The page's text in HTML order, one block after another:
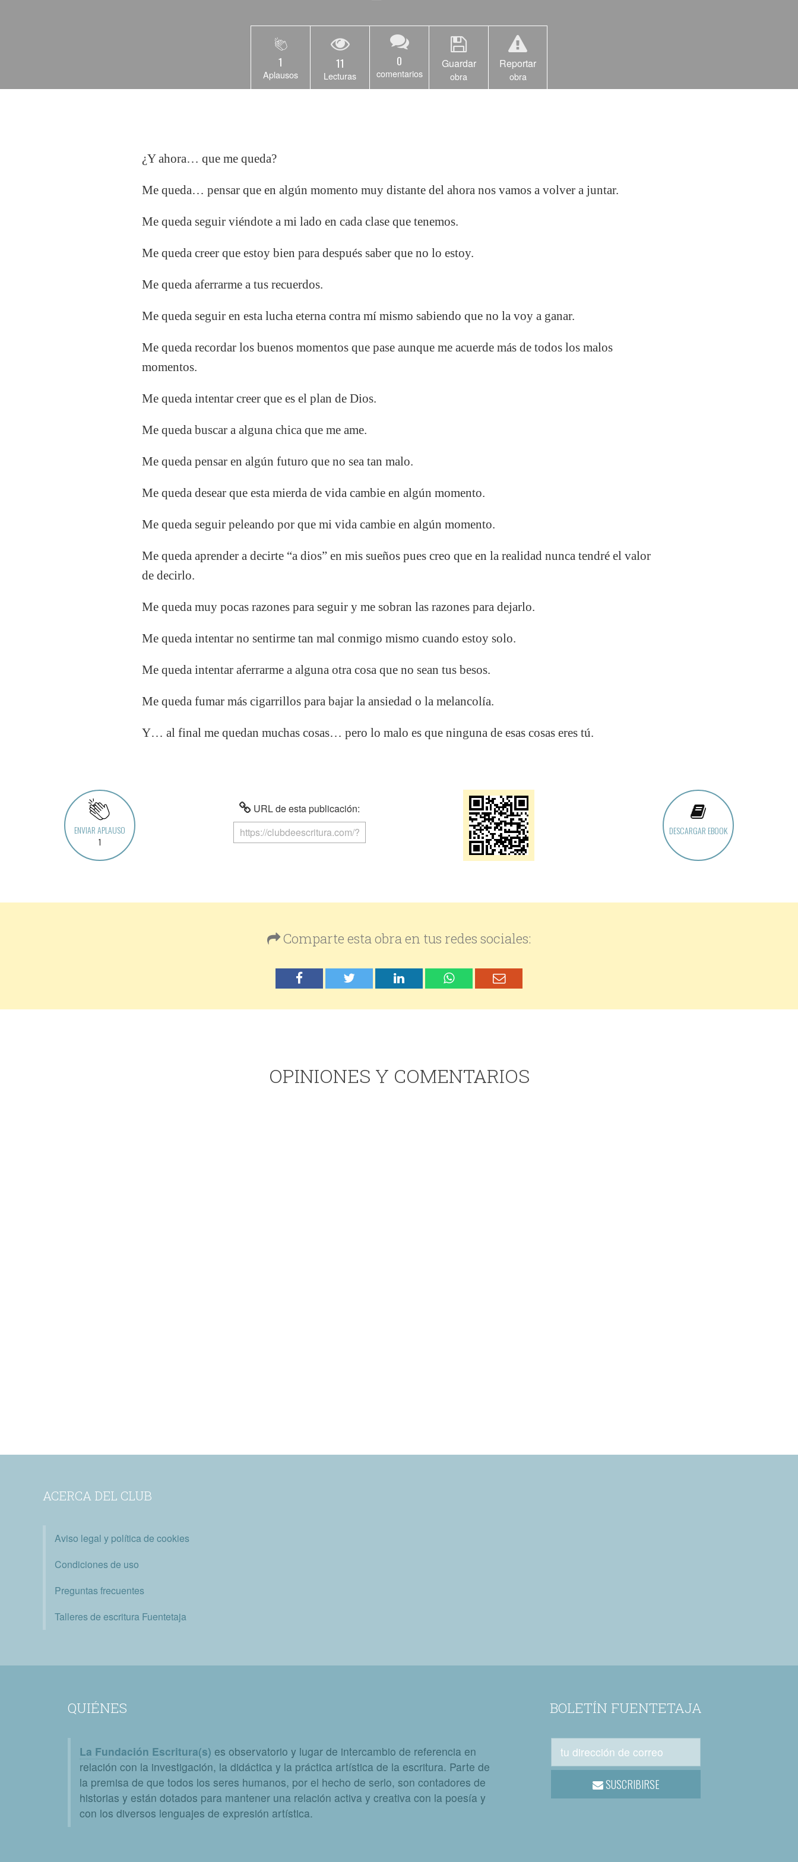
1
Aplausos
11
Lecturas
0
comentarios
Guardar
obra
Reportar
obra
¿Y ahora… que me queda?
Me queda… pensar que en algún momento muy distante del ahora nos vamos a volver a juntar.
Me queda seguir viéndote a mi lado en cada clase que tenemos.
Me queda creer que estoy bien para después saber que no lo estoy.
Me queda aferrarme a tus recuerdos.
Me queda seguir en esta lucha eterna contra mí mismo sabiendo que no la voy a ganar.
Me queda recordar los buenos momentos que pase aunque me acuerde más de todos los malos
momentos.
Me queda intentar creer que es el plan de Dios.
Me queda buscar a alguna chica que me ame.
Me queda pensar en algún futuro que no sea tan malo.
Me queda desear que esta mierda de vida cambie en algún momento.
Me queda seguir peleando por que mi vida cambie en algún momento.
Me queda aprender a decirte “a dios” en mis sueños pues creo que en la realidad nunca tendré el valor
de decirlo.
Me queda muy pocas razones para seguir y me sobran las razones para dejarlo.
Me queda intentar no sentirme tan mal conmigo mismo cuando estoy solo.
Me queda intentar aferrarme a alguna otra cosa que no sean tus besos.
Me queda fumar más cigarrillos para bajar la ansiedad o la melancolía.
Y… al final me quedan muchas cosas… pero lo malo es que ninguna de esas cosas eres tú.
ENVIAR APLAUSO
1
URL de esta publicación:
DESCARGAR EBOOK
Comparte esta obra en tus redes sociales:
OPINIONES Y COMENTARIOS
ACERCA DEL CLUB
Aviso legal y política de cookies
Condiciones de uso
Preguntas frecuentes
Talleres de escritura Fuentetaja
QUIÉNES
La Fundación Escritura(s) es observatorio y lugar de intercambio de referencia en
relación con la investigación, la didáctica y la práctica artística de la escritura. Parte de
la premisa de que todos los seres humanos, por el hecho de serlo, son contadores de
historias y están dotados para mantener una relación activa y creativa con la poesía y
con los diversos lenguajes de expresión artística.
BOLETÍN FUENTETAJA
SUSCRIBIRSE